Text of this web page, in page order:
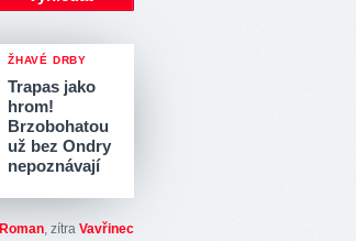
ŽHAVÉ DRBY
Trapas jako
hrom!
Brzobohatou
už bez Ondry
nepoznávají
Roman, zítra Vavřinec